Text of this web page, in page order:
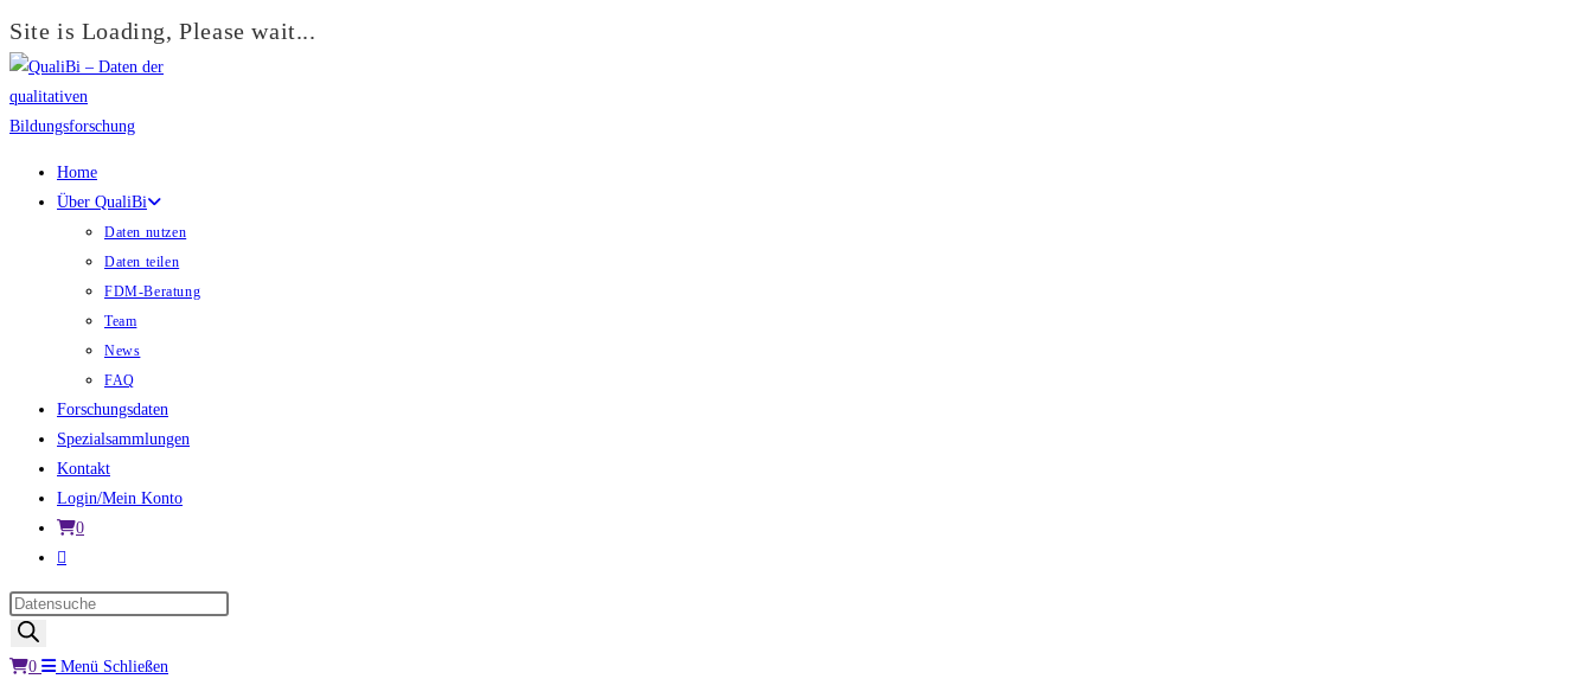
Site is Loading, Please wait...
Zum
Inhalt
springen
Home
Über QualiBi
Daten nutzen
Daten teilen
FDM-Beratung
Team
News
FAQ
Forschungsdaten
Spezialsammlungen
Kontakt
Login/Mein Konto
0
Website-
umschalten
Products
search
0
Menü Schließen